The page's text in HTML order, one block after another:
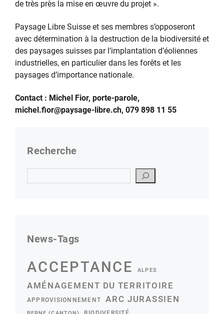
de très près la mise en œuvre du projet ».
Paysage Libre Suisse et ses membres s’opposeront
avec détermination à la destruction de la biodiversité et
des paysages suisses par l’implantation d’éoliennes
industrielles, en particulier dans les forêts et les
paysages d’importance nationale.
Contact : Michel Fior, porte-parole,
michel.fior@paysage-libre.ch, 079 898 11 55
Recherche
News-Tags
ACCEPTANCE ALPES
AMÉNAGEMENT DU TERRITOIRE
APPROVISIONNEMENT ARC JURASSIEN